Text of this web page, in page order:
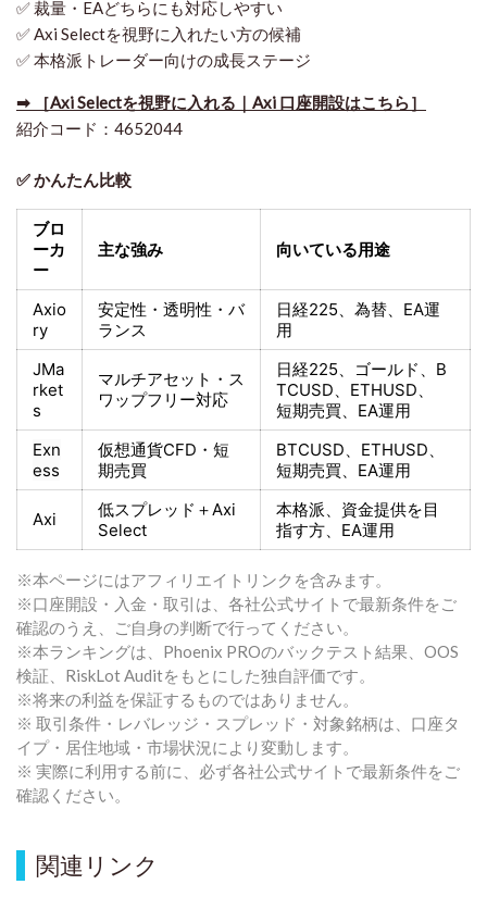
✅ 裁量・EAどちらにも対応しやすい
✅ Axi Selectを視野に入れたい方の候補
✅ 本格派トレーダー向けの成長ステージ
➡ ［Axi Selectを視野に入れる｜Axi 口座開設はこちら］
紹介コード：4652044
✅ かんたん比較
ブロ
ーカ
ー
主な強み 向いている用途
Axio
ry
安定性・透明性・バ
ランス
日経225、為替、EA運
用
JMa
rket
s
マルチアセット・ス
ワップフリー対応
日経225、ゴールド、 B
TCUSD、ETHUSD、
短期売買、EA運用
Exn
ess
仮想通貨CFD・短
期売買
BTCUSD、ETHUSD、
短期売買、EA運用
Axi 低スプレッド＋Axi
Select
本格派、資金提供を目
指す方、EA運用
※本ページにはアフィリエイトリンクを含みます。
※口座開設・入金・取引は、各社公式サイトで最新条件をご
確認のうえ、ご自身の判断で行ってください。
※本ランキングは、Phoenix PROのバックテスト結果、OOS
検証、RiskLot Auditをもとにした独自評価です。
※将来の利益を保証するものではありません。
※ 取引条件・レバレッジ・スプレッド・対象銘柄は、口座タ
イプ・居住地域・市場状況により変動します。
※ 実際に利用する前に、必ず各社公式サイトで最新条件をご
確認ください。
関連リンク